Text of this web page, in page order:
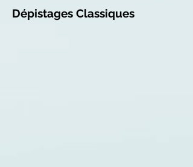
Dépistages Classiques